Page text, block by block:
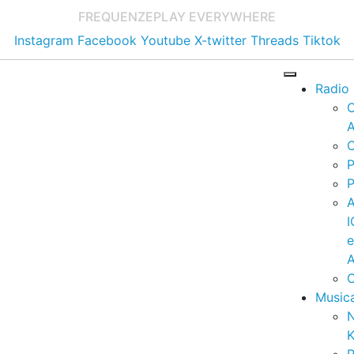
FREQUENZEPLAY EVERYWHERE
Instagram Facebook Youtube X-twitter Threads Tiktok
Radio
e